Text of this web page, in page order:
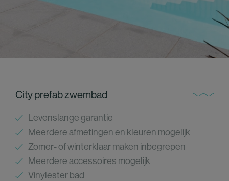
City prefab zwembad
Levenslange garantie
Meerdere afmetingen en kleuren mogelijk
Zomer- of winterklaar maken inbegrepen
Meerdere accessoires mogelijk
Vinylester bad